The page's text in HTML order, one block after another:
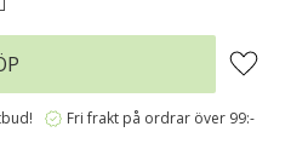
Lägg till
verified Fri frakt på ordrar över 99:-